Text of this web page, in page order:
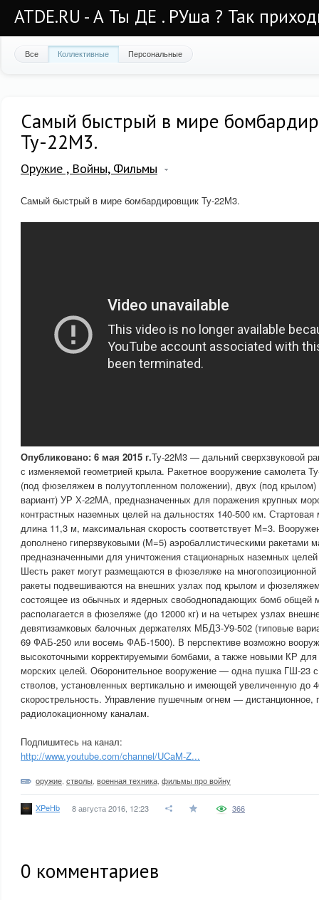
ATDE.RU - А Ты ДЕ . РУша ? Так
Все Коллективные Персональные
Самый быстрый в мире
Ту-22М3.
Оружие , Войны, Фильмы
Самый быстрый в мире бомбардировщик Ту-22М3.
Опубликовано: 6 мая 2015 г.Ту-22М3 — дальний сверхзвуковой
с изменяемой геометрией крыла. Ракетное вооружение самолета
(под фюзеляжем в полуутопленном положении), двух (под крылом)
вариант) УР Х-22МА, предназначенных для поражения крупных
контрастных наземных целей на дальностях 140-500 км. Стартовая
длина 11,3 м, максимальная скорость соответствует М=3.
дополнено гиперзвуковыми (М=5) аэробаллистическими ракетами
предназначенными для уничтожения стационарных наземных
Шесть ракет могут размещаются в фюзеляже на
ракеты подвешиваются на внешних узлах под крылом и
состоящее из обычных и ядерных свободнопадающих бомб общей
располагается в фюзеляже (до 12000 кг) и на четырех узлах
девятизамковых балочных держателях МБДЗ-У9-502 (типовые
69 ФАБ-250 или восемь ФАБ-1500). В перспективе возможно
высокоточными корректируемыми бомбами, а также новыми КР
морских целей. Оборонительное вооружение — одна пушка ГШ-23
стволов, установленных вертикально и имеющей увеличенную до
скорострельность. Управление пушечным огнем — дистанционное,
радиолокационному каналам.
Подпишитесь на канал:
http://www.youtube.com/channel/UCaM-Z...
оружие стволы военная техника фильмы про войну
XPeHb 8 августа 2016, 12:23 366
0 комментариев